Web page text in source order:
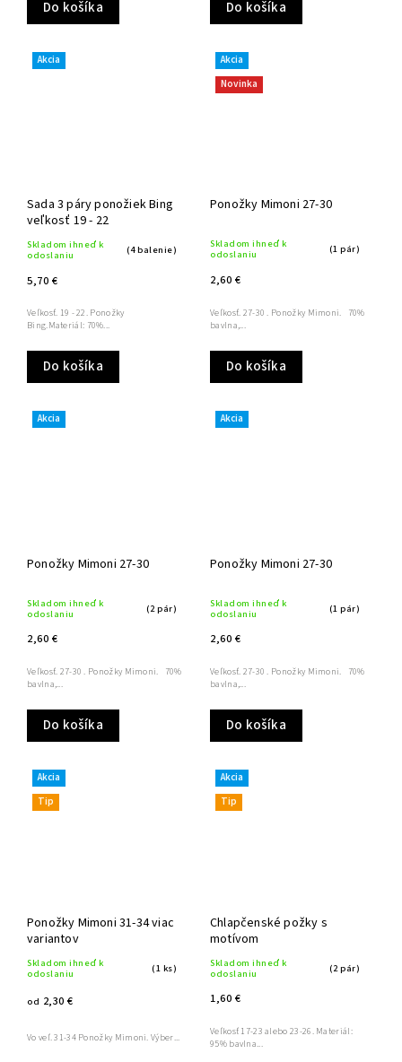
Do košíka Do košíka
Akcia
Sada 3 páry ponožiek Bing
veľkosť 19 - 22
Skladom ihneď k
odoslaniu
(4 balenie)
5,70 €
Do košíka
Veľkosť. 19 - 22. Ponožky
Bing.Materiál: 70%...
Akcia
Novinka
Ponožky Mimoni 27-30
Skladom ihneď k
odoslaniu
(1 pár)
2,60 €
Do košíka
Veľkosť. 27-30 . Ponožky Mimoni. 70%
bavlna,...
Akcia
Ponožky Mimoni 27-30
Skladom ihneď k
odoslaniu
(2 pár)
2,60 €
Do košíka
Veľkosť. 27-30 . Ponožky Mimoni. 70%
bavlna,...
Akcia
Ponožky Mimoni 27-30
Skladom ihneď k
odoslaniu
(1 pár)
2,60 €
Do košíka
Veľkosť. 27-30 . Ponožky Mimoni. 70%
bavlna,...
Akcia
Tip
Ponožky Mimoni 31-34 viac
variantov
Skladom ihneď k
odoslaniu
(1 ks)
od 2,30 €
Vo veľ. 31-34 Ponožky Mimoni. Výber...
Akcia
Tip
Chlapčenské požky s
motívom
Skladom ihneď k
odoslaniu
(2 pár)
1,60 €
Veľkosť 17-23 alebo 23-26. Materiál:
95% bavlna...